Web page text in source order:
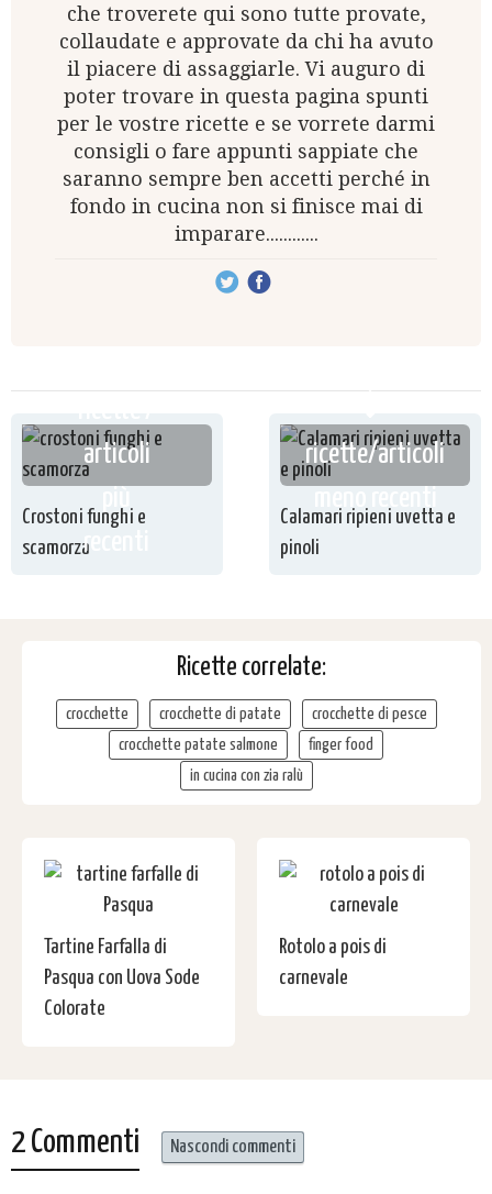
che troverete qui sono tutte provate,
collaudate e approvate da chi ha avuto
il piacere di assaggiarle. Vi auguro di
poter trovare in questa pagina spunti
per le vostre ricette e se vorrete darmi
consigli o fare appunti sappiate che
saranno sempre ben accetti perché in
fondo in cucina non si finisce mai di
imparare............
articoli
recenti
Crostoni funghi e
scamorza
ricette/articoli
Calamari ripieni uvetta e
pinoli
Ricette correlate:
crocchette crocchette di patate
crocchette di pesce
crocchette patate salmone
finger food
in cucina con zia ralù
Tartine Farfalla di
Pasqua con Uova Sode
Colorate
Rotolo a pois di
carnevale
2 Commenti Nascondi commenti